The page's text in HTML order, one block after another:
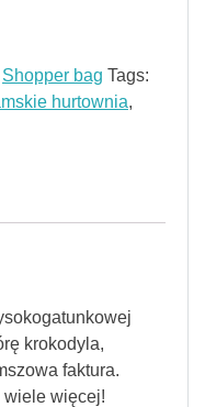
Shopper bag Tags:
hurtownia,
krokodyla,
faktura.
wiele więcej!